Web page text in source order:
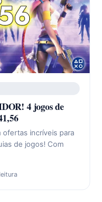
4 jogos de
ofertas incríveis para
de jogos! Com